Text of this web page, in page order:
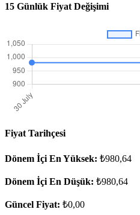
15 Günlük Fiyat Değişimi
Fiyat Tarihçesi
Dönem İçi En Yüksek: ₺980,64
Dönem İçi En Düşük: ₺980,64
Güncel Fiyat: ₺0,00